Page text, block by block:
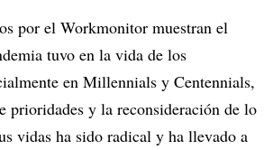
por el Workmonitor muestran el
tuvo en la vida de los
en Millennials y Centennials,
prioridades y la reconsideración de lo
vidas ha sido radical y ha llevado a